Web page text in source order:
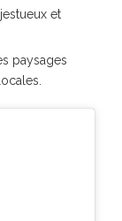
et
paysages